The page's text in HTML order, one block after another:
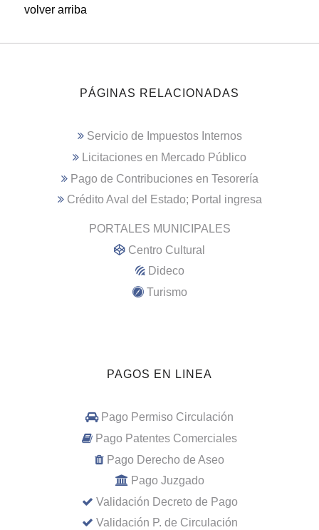
volver arriba
PÁGINAS RELACIONADAS
Servicio de Impuestos Internos
Licitaciones en Mercado Público
Pago de Contribuciones en Tesorería
Crédito Aval del Estado; Portal ingresa
PORTALES MUNICIPALES
Centro Cultural
Dideco
Turismo
PAGOS EN LINEA
Pago Permiso Circulación
Pago Patentes Comerciales
Pago Derecho de Aseo
Pago Juzgado
Validación Decreto de Pago
Validación P. de Circulación